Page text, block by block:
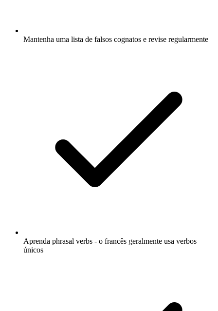
Mantenha uma lista de falsos cognatos e revise regularmente
Aprenda phrasal verbs - o francês geralmente usa verbos
únicos